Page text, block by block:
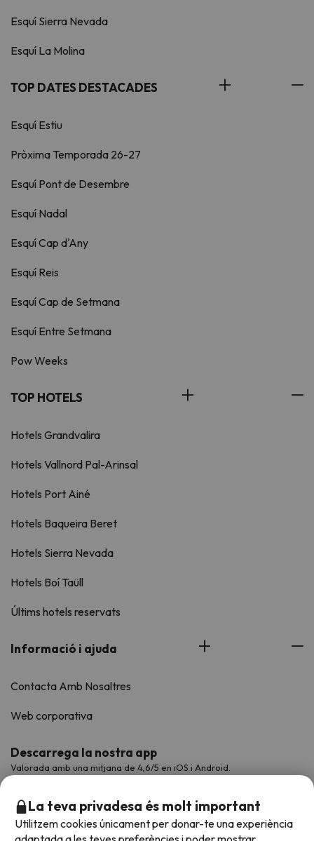
Esquí Sierra Nevada
Esquí La Molina
TOP DATES DESTACADES
Esquí Estiu
Pròxima Temporada 26-27
Esquí Pont de Desembre
Esquí Nadal
Esquí Cap d'Any
Esquí Reis
Esquí Cap de Setmana
Esquí Entre Setmana
Pow Weeks
TOP HOTELS
Hotels Grandvalira
Hotels Vallnord Pal-Arinsal
Hotels Port Ainé
Hotels Baqueira Beret
Hotels Sierra Nevada
Hotels Boí Taüll
Últims hotels reservats
Informació i ajuda
Contacta Amb Nosaltres
Web corporativa
Descarrega la nostra app
Valorada amb una mitjana de 4,6/5 en iOS i Android.
La teva privadesa és molt important
Utilitzem cookies únicament per donar-te una experiència